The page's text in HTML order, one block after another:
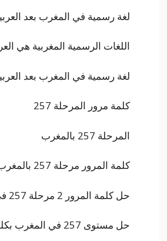
لغة رسمية في المغرب بعد العربية
اللغات الرسمية المغربية هي
لغة رسمية في المغرب بعد
كلمة مرور المرحلة 257
المرحلة 257 بالمغرب
كلمة المرور مرحلة 257 بالمغرب
حل كلمة المرور 2 مرحلة 257 في المغرب
حل مستوى 257 في المغرب بكلمة مرور